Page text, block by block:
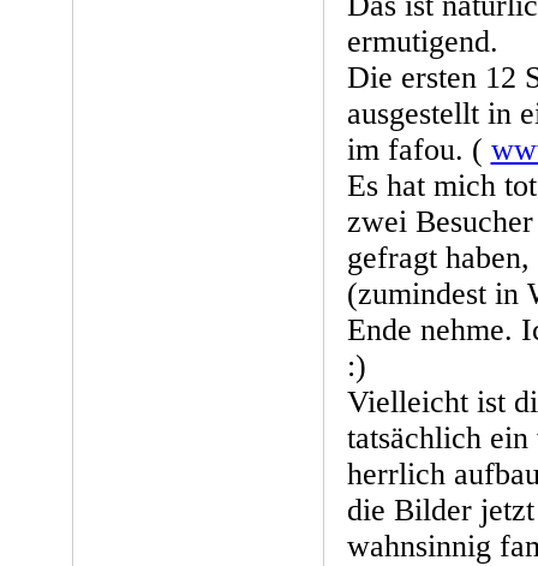
ermutigend.
Die ersten 12
ausgestellt in
im fafou. (
Es hat mich
zwei
gefragt
(zumindest in
Ende nehme.
:)
Vielleicht ist
tatsächlich
herrlich
die Bilder
wahnsinnig